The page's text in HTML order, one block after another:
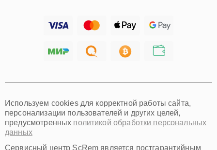
Хабаровск
Омск
Красноярск
Пермь
Ульяновск
Киров
Используем cookies для корректной работы сайта,
персонализации пользователей и других целей,
предусмотренных политикой обработки персональных
данных
Сервисный центр ScRem является постгарантийным